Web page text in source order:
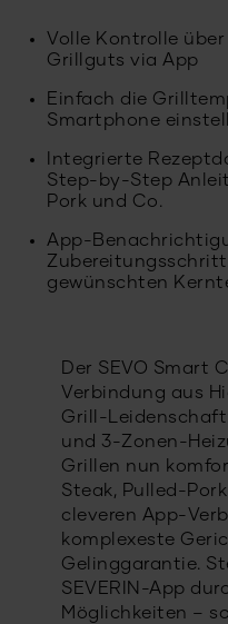
Volle Kontrolle
Grillguts via App
Einfach die
Smartphone
Integrierte
Step-by-Step
Pork und Co.
App-
gewünschten
Der SEVO Smart
Verbindung aus
Grill-
und 3-Zonen-
Grillen nun
Steak, Pulled-
cleveren App-
komplexeste
Gelinggarantie.
SEVERIN-App
Möglichkeiten –